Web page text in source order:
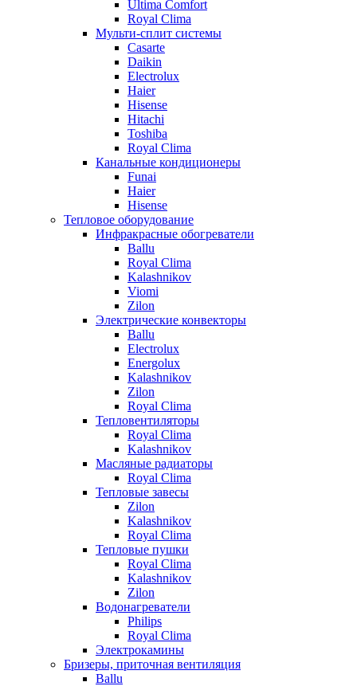
Ultima Comfort
Royal Clima
Мульти-сплит системы
Casarte
Daikin
Electrolux
Haier
Hisense
Hitachi
Toshiba
Royal Clima
Канальные кондиционеры
Funai
Haier
Hisense
Тепловое оборудование
Инфракрасные обогреватели
Ballu
Royal Clima
Kalashnikov
Viomi
Zilon
Электрические конвекторы
Ballu
Electrolux
Energolux
Kalashnikov
Zilon
Royal Clima
Тепловентиляторы
Royal Clima
Kalashnikov
Масляные радиаторы
Royal Clima
Тепловые завесы
Zilon
Kalashnikov
Royal Clima
Тепловые пушки
Royal Clima
Kalashnikov
Zilon
Водонагреватели
Philips
Royal Clima
Электрокамины
Бризеры, приточная вентиляция
Ballu